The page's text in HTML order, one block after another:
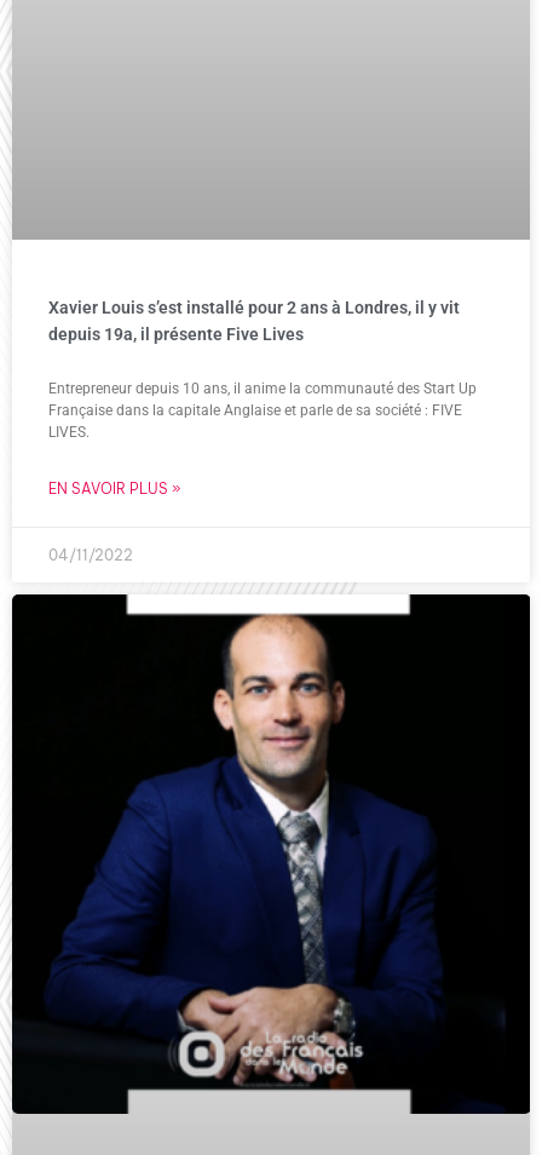
Xavier Louis s’est installé pour 2 ans à Londres, il y vit
depuis 19a, il présente Five Lives
Entrepreneur depuis 10 ans, il anime la communauté des Start Up
Française dans la capitale Anglaise et parle de sa société : FIVE
LIVES.
EN SAVOIR PLUS »
04/11/2022